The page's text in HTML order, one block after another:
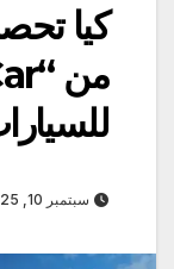
كيا
للسيارات
سبتمبر 10, 2025